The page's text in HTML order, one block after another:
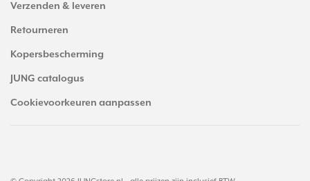
Verzenden & leveren
Retourneren
Kopersbescherming
JUNG catalogus
Cookievoorkeuren aanpassen